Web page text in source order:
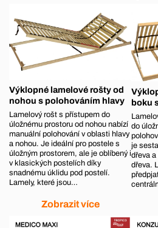
Výklopné lamelové rošty od
nohou s polohováním hlavy
Lamelový rošt s přístupem do
úložnému prostoru od nohou nabízí
manuální polohování v oblasti hlavy
a nohou. Je ideální pro postele s
úložným prostorem, ale je oblíbený i
v klasických postelích díky
snadnému úklidu pod postelí.
Lamely, které jsou…
Zobrazit více
boku
do
je
dřeva
dřeva.